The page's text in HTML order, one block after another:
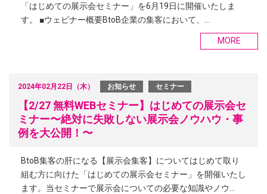
「はじめての展示会セミナー」を6月19日に開催いたしま
す。 ■ウェビナー概要BtoB企業の集客において、…
MORE
2024年02月22日（木） お知らせ セミナー
【2/27 無料WEBセミナー】はじめての展示会セ
ミナー〜絶対に失敗しない展示会ノウハウ・事
例を大公開！〜
BtoB集客の肝になる【展示会集客】についてはじめて取り
組む方に向けた「はじめての展示会セミナー」を開催いたし
ます。当セミナーで展示会についての必要な知識やノウ…